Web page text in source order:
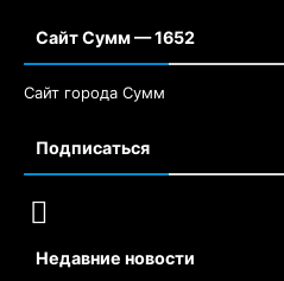
Сайт Сумм — 1652
Сайт города Сумм
Подписаться
Недавние новости